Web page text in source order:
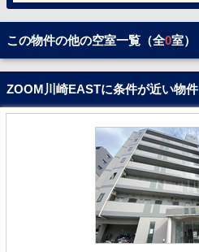
この物件の他の空室一覧（全0室）
ZOOM川崎EASTに条件が近い物件